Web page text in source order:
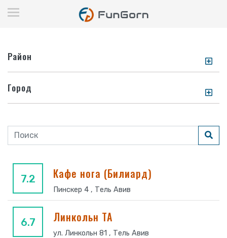
Район
Город
7.2 Кафе нога (Билиард)
Пинскер 4 , Тель Авив
6.7 Линкольн ТА
ул. Линкольн 81 , Тель Авив